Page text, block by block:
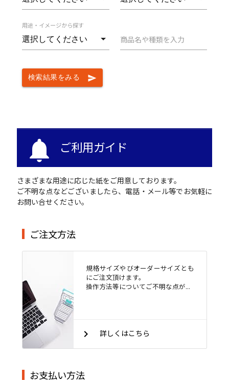
用途・イメージから探す
商品名や種類を入力
send
検索結果をみる
notifications ご利用ガイド
さまざまな用途に応じた紙をご用意しております。
ご不明な点などございましたら、電話・メール等でお気軽に
お問い合せください。
ご注文方法
規格サイズやびオーダーサイズとも
にご注文頂けます。
操作方法等についてご不明な点が...
keyboard_arrow_right 詳しくはこちら
お支払い方法